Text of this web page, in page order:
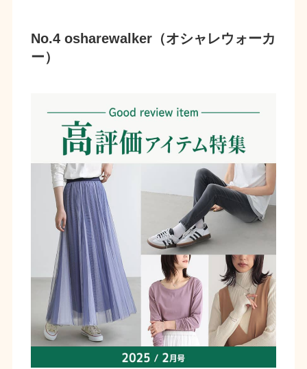
No.4 osharewalker（オシャレウォーカ
ー）